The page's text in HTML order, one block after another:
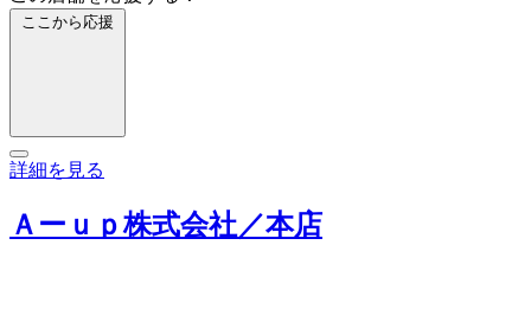
ここから応援
詳細を見る
Ａーｕｐ株式会社／本店